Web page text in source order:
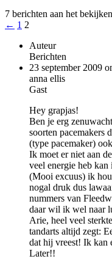
7 berichten aan het
← 1 2
Auteur
Berichten
23 september 2009
anna ellis
Gast
Hey grapjas!
Ben je erg
soorten pacemakers
(type pacemaker)
Ik moet er niet aan
veel energie heb
(Mooi excuus) ik
nogal druk dus
nummers van
daar wil ik wel naar
Arie, heel veel
tandarts altijd zegt:
dat hij vreest! Ik kan
Later!!